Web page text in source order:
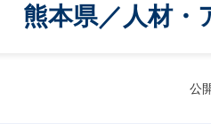
熊本県／人材・
公